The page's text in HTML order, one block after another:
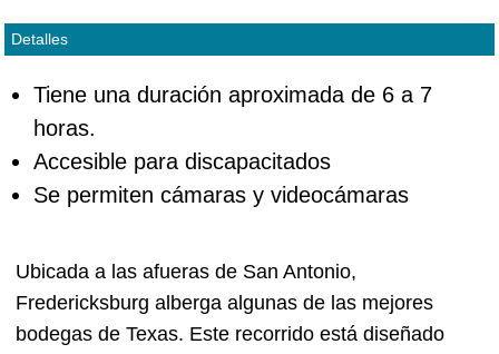
Detalles
Tiene una duración aproximada de 6 a 7
horas.
Accesible para discapacitados
Se permiten cámaras y videocámaras
Ubicada a las afueras de San Antonio,
Fredericksburg alberga algunas de las mejores
bodegas de Texas. Este recorrido está diseñado